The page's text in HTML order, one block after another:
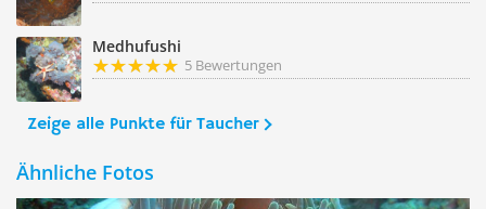
Medhufushi
5 Bewertungen
Zeige alle Punkte für Taucher
Ähnliche Fotos